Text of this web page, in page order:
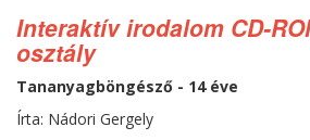
Interaktív irodalom CD-
osztály
Tananyagböngésző - 14 éve
Írta: Nádori Gergely